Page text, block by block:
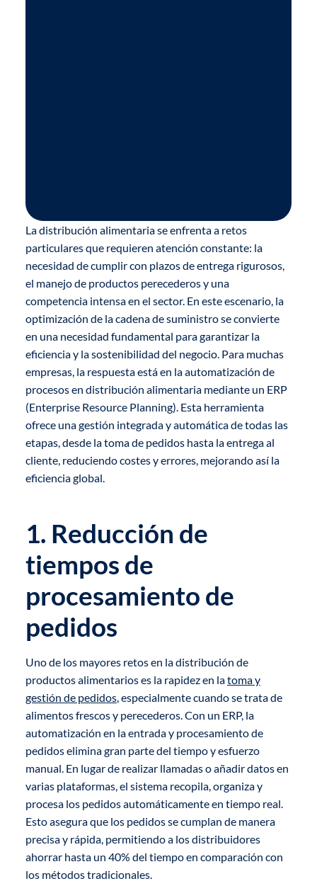
La distribución alimentaria se enfrenta a retos
particulares que requieren atención constante: la
necesidad de cumplir con plazos de entrega rigurosos,
el manejo de productos perecederos y una
competencia intensa en el sector. En este escenario, la
optimización de la cadena de suministro se convierte
en una necesidad fundamental para garantizar la
eficiencia y la sostenibilidad del negocio. Para muchas
empresas, la respuesta está en la automatización de
procesos en distribución alimentaria mediante un ERP
(Enterprise Resource Planning). Esta herramienta
ofrece una gestión integrada y automática de todas las
etapas, desde la toma de pedidos hasta la entrega al
cliente, reduciendo costes y errores, mejorando así la
eficiencia global.
1. Reducción de
tiempos de
procesamiento de
pedidos
Uno de los mayores retos en la distribución de
productos alimentarios es la rapidez en latoma y
gestión de pedidos, especialmente cuando se trata de
alimentos frescos y perecederos. Con un ERP, la
automatización en la entrada y procesamiento de
pedidos elimina gran parte del tiempo y esfuerzo
manual. En lugar de realizar llamadas o añadir datos en
varias plataformas, el sistema recopila, organiza y
procesa los pedidos automáticamente en tiempo real.
Esto asegura que los pedidos se cumplan de manera
precisa y rápida, permitiendo a los distribuidores
ahorrar hasta un 40% del tiempo en comparación con
los métodos tradicionales.